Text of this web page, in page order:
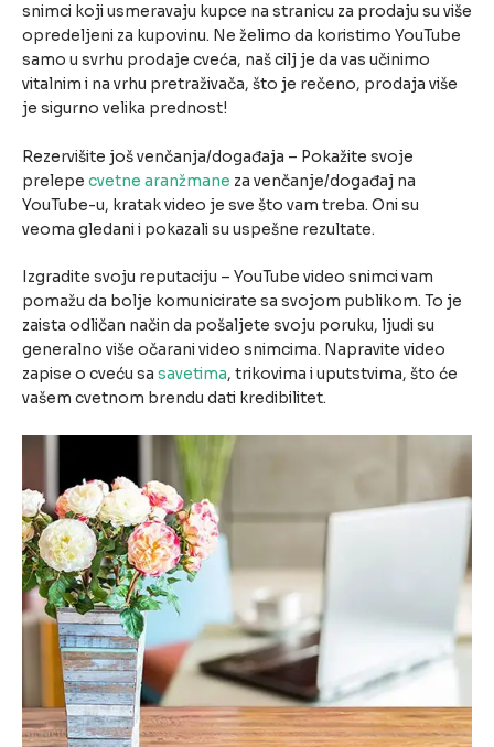
snimci koji usmeravaju kupce na stranicu za prodaju su više
opredeljeni za kupovinu. Ne želimo da koristimo YouTube
samo u svrhu prodaje cveća, naš cilj je da vas učinimo
vitalnim i na vrhu pretraživača, što je rečeno, prodaja više
je sigurno velika prednost!
Rezervišite još venčanja/događaja – Pokažite svoje
prelepe cvetne aranžmane za venčanje/događaj na
YouTube-u, kratak video je sve što vam treba. Oni su
veoma gledani i pokazali su uspešne rezultate.
Izgradite svoju reputaciju – YouTube video snimci vam
pomažu da bolje komunicirate sa svojom publikom. To je
zaista odličan način da pošaljete svoju poruku, ljudi su
generalno više očarani video snimcima. Napravite video
zapise o cveću sa savetima, trikovima i uputstvima, što će
vašem cvetnom brendu dati kredibilitet.